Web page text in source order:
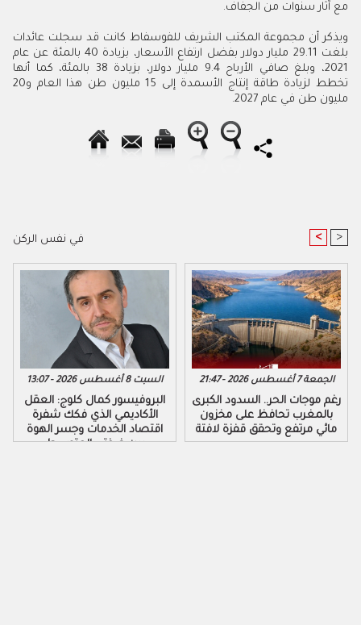
مع آثار سنوات من الجفاف.
ويذكر أن مجموعة المكتب الشريف للفوسفاط كانت قد سجلت عائدات
بلغت 11
.
29 مليار دولار بفضل ارتفاع الأسعار، بزيادة 40 بالمئة عن عام
2021، وبلغ صافي الأرباح 4
.
9 مليار دولار، بزيادة 38 بالمئة، كما أنها
تخطط لزيادة طاقة إنتاج الأسمدة إلى 15 مليون طن هذا العام و20
مليون طن في عام 2027.
في نفس الركن < >
السبت 8 أغسطس 2026 - 13:07
البروفيسور كمال كلوج: العقل
الأكاديمي الذي فكك شفرة
اقتصاد الخدمات وجسر الهوة
بين ضفتي المتوسط
الجمعة 7 أغسطس 2026 - 21:47
رغم موجات الحر.. السدود الكبرى
بالمغرب تحافظ على مخزون
مائي مرتفع وتحقق قفزة لافتة